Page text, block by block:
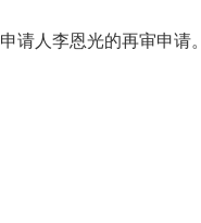
人李恩光的再审申请。